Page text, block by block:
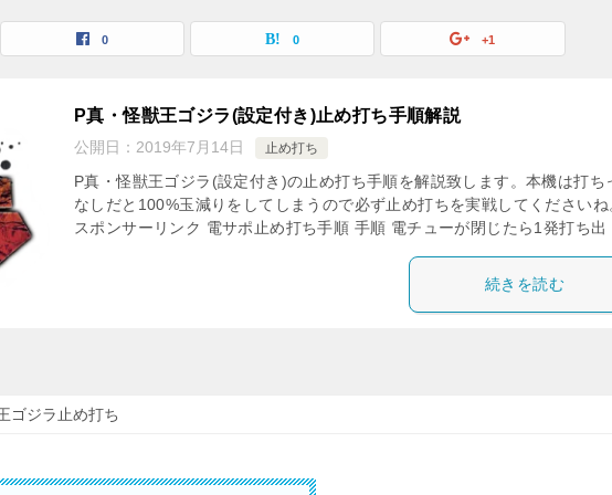
0 0 +1
P真・怪獣王ゴジラ(設定付き)止め打ち手順解説
公開日： 2019年7月14日 止め打ち
P真・怪獣王ゴジラ(設定付き)の止め打ち手順を解説致します。本機は打ち
なしだと100%玉減りをしてしまうので必ず止め打ちを実戦してくださいね
スポンサーリンク 電サポ止め打ち手順 手順 電チューが閉じたら1発打ち
続きを読む
ゴジラ止め打ち